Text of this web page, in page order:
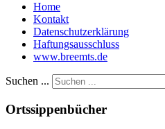
Home
Kontakt
Datenschutzerklärung
Haftungsausschluss
www.breemts.de
Suchen ...
Ortssippenbücher